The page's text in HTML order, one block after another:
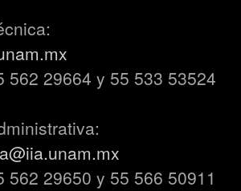
562 29664 y 55 533 53524
562 29650 y 55 566 50911